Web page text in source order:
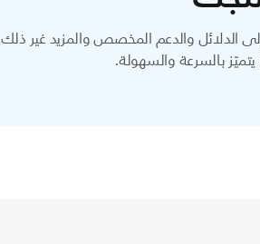
الدلائل والدعم المخصص والمزيد غير ذلك
بالسرعة والسهولة.